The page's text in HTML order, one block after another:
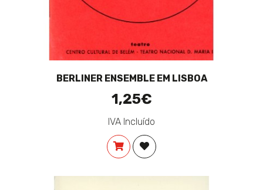
BERLINER ENSEMBLE EM LISBOA
1,25€
IVA Incluído
COMPRARADICIONAR À LISTA DE